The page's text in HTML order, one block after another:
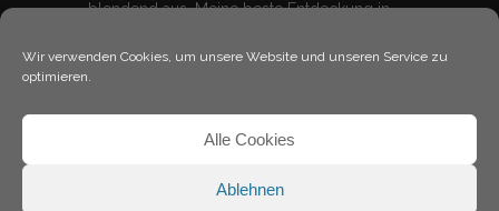
Wir verwenden Cookies, um unsere Website und unseren Service zu
optimieren.
Alle Cookies
Ablehnen
blendend aus. Meine beste Entdeckung in
Hanife
Copyright © 2019 Cosmetic Deluxe